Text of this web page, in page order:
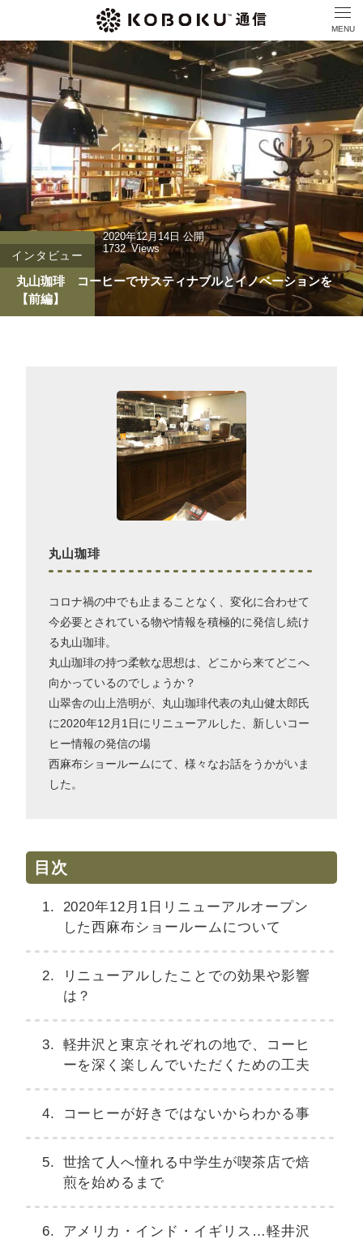
MENU
丸山珈琲 コーヒーでサスティナブルとイノベーションを
【前編】
インタビュー
2020年12月14日 公開
1732 Views
丸山珈琲
コロナ禍の中でも止まることなく、変化に合わせて
今必要とされている物や情報を積極的に発信し続け
る丸山珈琲。
丸山珈琲の持つ柔軟な思想は、どこから来てどこへ
向かっているのでしょうか？
山翠舎の山上浩明が、丸山珈琲代表の丸山健太郎氏
に2020年12月1日にリニューアルした、新しいコー
ヒー情報の発信の場
西麻布ショールームにて、様々なお話をうかがいま
した。
目次
2020年12月1日リニューアルオープン
した西麻布ショールームについて
リニューアルしたことでの効果や影響
は？
軽井沢と東京それぞれの地で、コーヒ
ーを深く楽しんでいただくための工夫
コーヒーが好きではないからわかる事
世捨て人へ憧れる中学生が喫茶店で焙
煎を始めるまで
アメリカ・インド・イギリス…軽井沢